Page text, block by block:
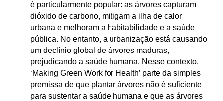
é particularmente popular: as árvores capturam
dióxido de carbono, mitigam a ilha de calor
urbana e melhoram a habitabilidade e a saúde
pública. No entanto, a urbanização está causando
um declínio global de árvores maduras,
prejudicando a saúde humana. Nesse contexto,
‘Making Green Work for Health’ parte da simples
premissa de que plantar árvores não é suficiente
para sustentar a saúde humana e que as árvores